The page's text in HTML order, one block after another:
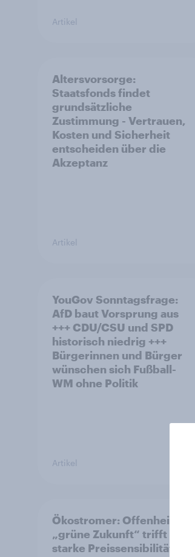
Artikel
Altersvorsorge:
Staatsfonds findet
grundsätzliche
Zustimmung - Vertrauen,
Kosten und Sicherheit
entscheiden über die
Akzeptanz
Artikel
YouGov Sonntagsfrage:
AfD baut Vorsprung aus
+++ CDU/CSU und SPD
historisch niedrig +++
Bürgerinnen und Bürger
wünschen sich Fußball-
WM ohne Politik
Artikel
Ökostromer: Offenheit für
„grüne Zukunft“ trifft auf
starke Preissensibilität